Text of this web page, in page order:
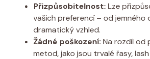
Přizpůsobitelnost: Lze
vašich preferencí – od jemného
dramatický vzhled.
Žádné poškození: Na rozdíl od
metod, jako jsou trvalé řasy,